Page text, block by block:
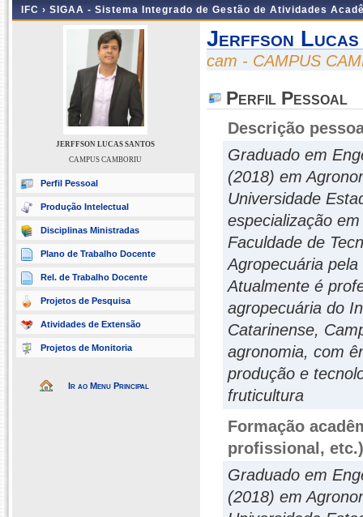
IFC › SIGAA - Sistema Integrado de Gestão de Atividades
JERFFSON LUCAS SANTOS
CAMPUS CAMBORIU
Perfil Pessoal
Produção Intelectual
Disciplinas Ministradas
Plano de Trabalho Docente
Rel. de Trabalho Docente
Projetos de Pesquisa
Atividades de Extensão
Projetos de Monitoria
Ir ao Menu Principal
Jerffson Lucas
cam - CAMPUS
Perfil Pessoal
Descrição
Graduado em
(2018) em
Universidade
especialização
Faculdade de
Agropecuária
Atualmente é
agropecuária do
Catarinense,
agronomia, com
produção e
fruticultura
Formação
profissional, etc.)
Graduado em
(2018) em